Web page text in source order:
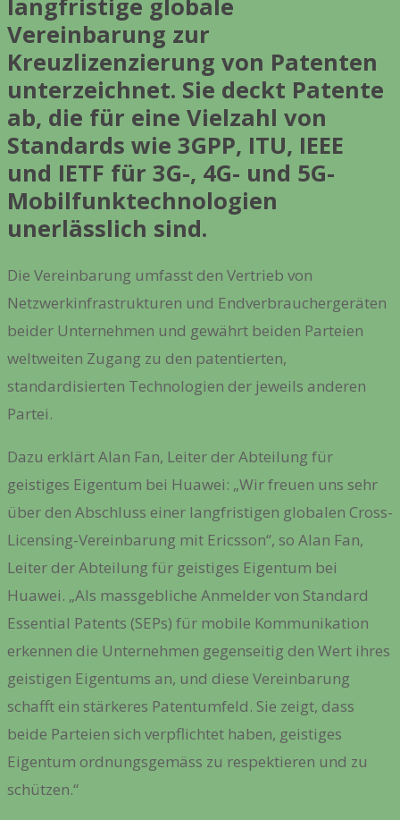
Vereinbarung zur
Kreuzlizenzierung von Patenten
unterzeichnet. Sie deckt Patente
ab, die für eine Vielzahl von
Standards wie 3GPP, ITU, IEEE
und IETF für 3G-, 4G- und 5G-
Mobilfunktechnologien
unerlässlich sind.
Die Vereinbarung umfasst den Vertrieb von
Netzwerkinfrastrukturen und Endverbrauchergeräten
beider Unternehmen und gewährt beiden Parteien
weltweiten Zugang zu den patentierten,
standardisierten Technologien der jeweils anderen
Partei.
Dazu erklärt Alan Fan, Leiter der Abteilung für
geistiges Eigentum bei Huawei: „Wir freuen uns sehr
über den Abschluss einer langfristigen globalen Cross-
Licensing-Vereinbarung mit Ericsson“, so Alan Fan,
Leiter der Abteilung für geistiges Eigentum bei
Huawei. „Als massgebliche Anmelder von Standard
Essential Patents (SEPs) für mobile Kommunikation
erkennen die Unternehmen gegenseitig den Wert ihres
geistigen Eigentums an, und diese Vereinbarung
schafft ein stärkeres Patentumfeld. Sie zeigt, dass
beide Parteien sich verpflichtet haben, geistiges
Eigentum ordnungsgemäss zu respektieren und zu
schützen.“